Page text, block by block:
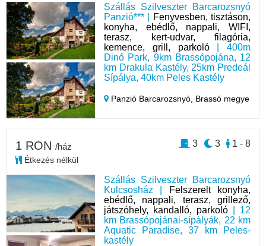
Szállás Szilveszter Barcarozsnyó
Panzió*** |
Fenyvesben, tisztáson,
konyha, ebédlő, nappali, WIFI,
terasz, kert-udvar, filagória,
kemence, grill, parkoló| 400m
Dinó Park, 9km Brassópojána, 12
km Drakula Kastély, 25km Predeál
Sípálya, 40km Peles Kastély
Panzió Barcarozsnyó, Brassó megye
Szállás Szilveszter Barcarozsnyó
Kulcsosház |
Felszerelt konyha,
ebédlő, nappali, terasz, grillező,
játszóhely, kandalló, parkoló | 12
km Brassópojánai-sípályák, 22 km
Aquatic Paradise, 37 km Peles-
kastély
1 RON /ház
Étkezés nélkül
1 - 8
3
3